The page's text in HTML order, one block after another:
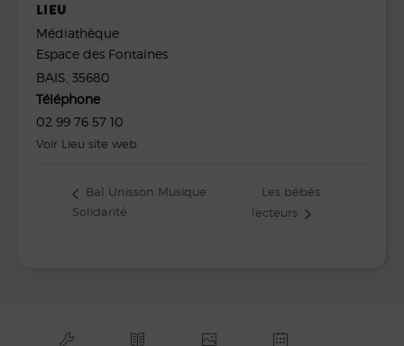
LIEU
Médiathèque
Espace des Fontaines
BAIS, 35680
Téléphone
02 99 76 57 10
Voir Lieu site web
Bal Unisson Musique
Solidarité
Les bébés
lecteurs